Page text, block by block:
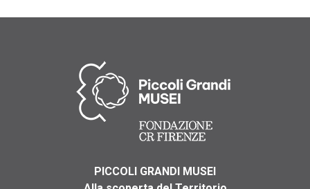
PICCOLI GRANDI MUSEI